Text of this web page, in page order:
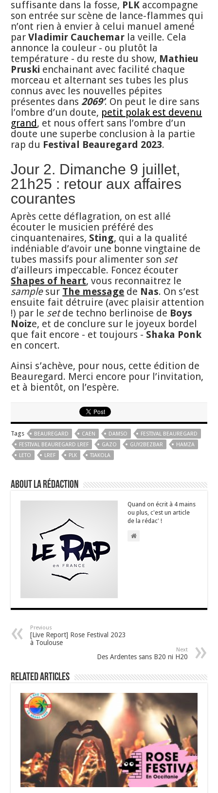
suffisante dans la fosse, PLK accompagne
son entrée sur scène de lance-flammes qui
n’ont rien à envier à celui manuel amené
parVladimir Cauchemar la veille. Cela
annonce la couleur - ou plutôt la
température - du reste du show, Mathieu
Pruski enchainant avec facilité chaque
morceau et alternant ses tubes les plus
connus avec les nouvelles pépites
présentes dans 2069’. On peut le dire sans
l’ombre d’un doute, petit polak est devenu
grand, et nous offert sans l’ombre d’un
doute une superbe conclusion à la partie
rap du Festival Beauregard 2023.
Jour 2. Dimanche 9 juillet,
21h25 : retour aux affaires
courantes
Après cette déflagration, on est allé
écouter le musicien préféré des
cinquantenaires, Sting, qui a la qualité
indéniable d’avoir une bonne vingtaine de
tubes massifs pour alimenter son set
d’ailleurs impeccable. Foncez écouter
Shapes of heart, vous reconnaitrez le
samplesur The message de Nas. On s’est
ensuite fait détruire (avec plaisir attention
!) par le setde techno berlinoise de Boys
Noize, et de conclure sur le joyeux bordel
que fait encore - et toujours - Shaka Ponk
en concert.
Ainsi s’achève, pour nous, cette édition de
Beauregard. Merci encore pour l’invitation,
et à bientôt, on l’espère.
Tags BEAUREGARD CAEN DAMSO
FESTIVAL BEAUREGARD
FESTIVAL BEAUREGARD LREF
GAZO GUY2BEZBAR
HAMZA
LETO
LREF PLK TIAKOLA
About La Rédaction
Quand on écrit à 4 mains
ou plus, c'est un article
de la rédac' !
Previous
[Live Report] Rose Festival 2023
à Toulouse
Next
Des Ardentes sans B20 ni H20
Related Articles